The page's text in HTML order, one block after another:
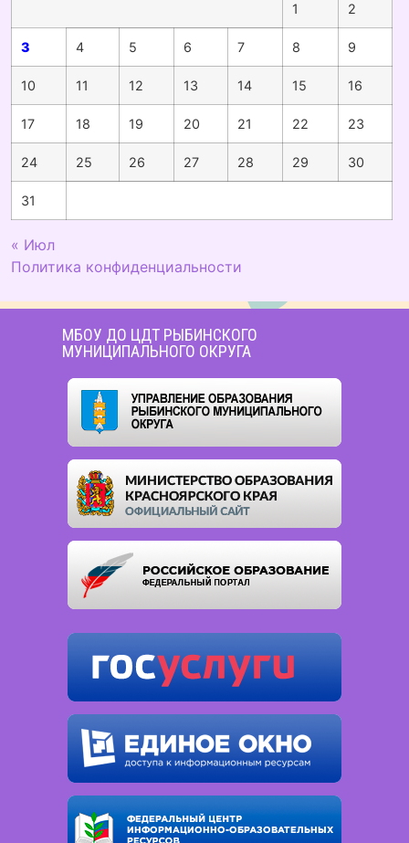
1 2
3 4 5 6 7 8 9
10 11 12 13 14 15 16
17 18 19 20 21 22 23
24 25 26 27 28 29 30
31
« Июл
Политика конфиденциальности
МБОУ ДО ЦДТ РЫБИНСКОГО
МУНИЦИПАЛЬНОГО ОКРУГА